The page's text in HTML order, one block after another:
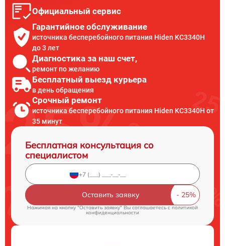
Официальный сервис
Гарантийное обслуживание
источника бесперебойного питания Hiden KC3340H
до 3 лет
Диагностика за наш счет,
ремонт по желанию
Бесплатный выезд курьера
в день обращения
Срочный ремонт
источника бесперебойного питания Hiden KC3340H от
35 минут
Бесплатная консультация со
специалистом
Оставить заявку
Нажимая на кнопку "Оставить заявку" Вы соглашаетесь c политикой
конфиденциальности